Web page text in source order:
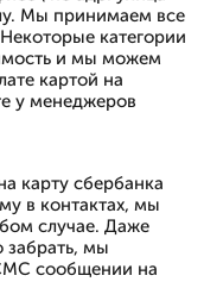
Мы принимаем все
категории
и мы можем
картой на
у менеджеров
карту сбербанка
в контактах, мы
случае. Даже
забрать, мы
сообщении на